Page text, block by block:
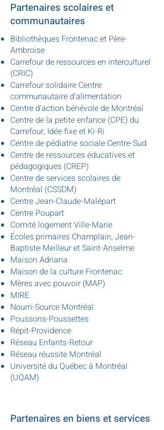
Partenaires scolaires et
communautaires
Bibliothèques Frontenac et Père-
Ambroise
Carrefour de ressources en interculturel
(CRIC)
Carrefour solidaire Centre
communautaire d'alimentation
Centre d'action bénévole de Montréal
Centre de la petite enfance (CPE) du
Carrefour, Idée fixe et Ki-Ri
Centre de pédiatrie sociale Centre-Sud
Centre de ressources éducatives et
pédagogiques (CREP)
Centre de services scolaires de
Montréal (CSSDM)
Centre Jean-Claude-Malépart
Centre Poupart
Comité logement Ville-Marie
Écoles primaires Champlain, Jean-
Baptiste-Meilleur et Saint-Anselme
Maison Adriana
Maison de la culture Frontenac
Mères avec pouvoir (MAP)
MIRE
Nourri-Source Montréal
Poussons-Poussettes
Répit-Providence
Réseau Enfants-Retour
Réseau réussite Montréal
Université du Québec à Montréal
(UQAM)
Partenaires en biens et services